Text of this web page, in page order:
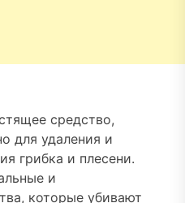
средство,
для удаления и
грибка и плесени.
и
которые убивают